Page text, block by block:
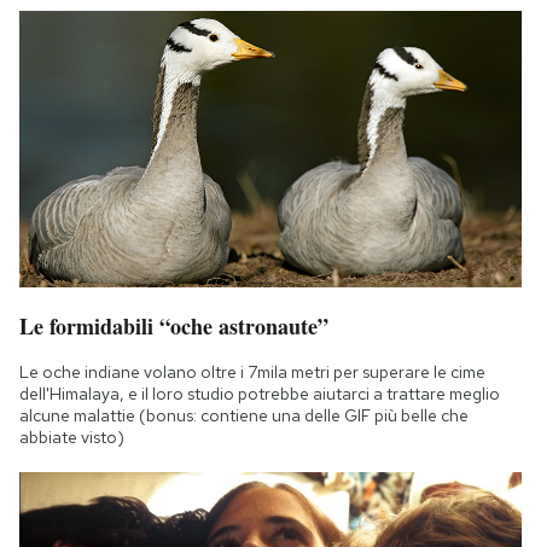
Le formidabili “oche astronaute”
Le oche indiane volano oltre i 7mila metri per superare le cime
dell'Himalaya, e il loro studio potrebbe aiutarci a trattare meglio
alcune malattie (bonus: contiene una delle GIF più belle che
abbiate visto)